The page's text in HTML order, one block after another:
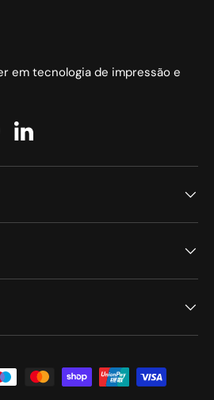
em tecnologia de impressão e
LinkedIn
aceites